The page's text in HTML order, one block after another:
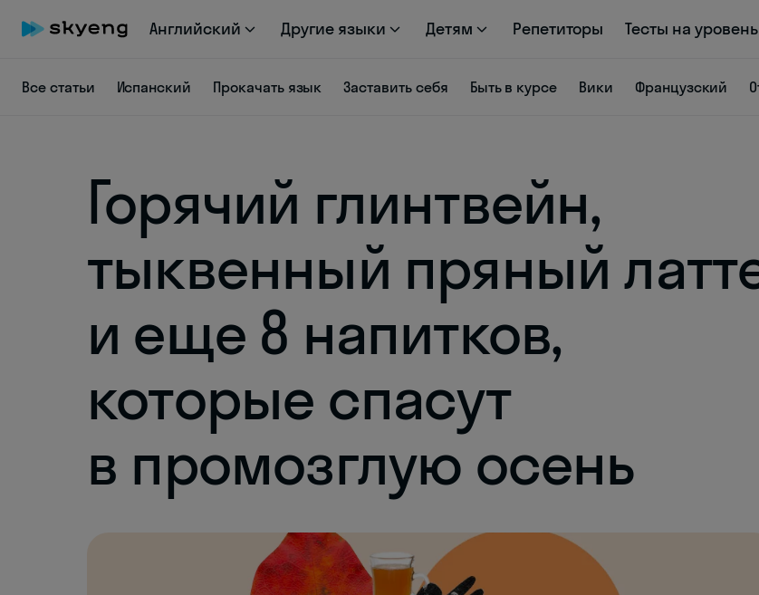
Английский Другие языки Детям Репетиторы Тесты на уровень
Все статьи Испанский Прокачать язык Заставить себя Быть в курсе Вики Французский
Горячий глинтвейн,
тыквенный пряный
и еще 8 напитков,
которые спасут
в промозглую осень